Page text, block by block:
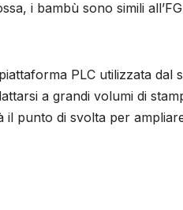
i bambù sono simili
PLC utilizzata dal
a grandi volumi di
punto di svolta per